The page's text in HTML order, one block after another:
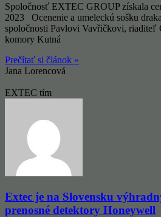
Spoločnosť EXTEC GROUP získala
2023 Ocenenie a umeleckú sošku
spoločnosti Pavlovi Vavřičkovi, riaditeľ
komory Kutná
Prečítať si článok »
Jana Lorencová
EXTEC tím
Extec je na Slovensku
prenosné detektory Honeywell